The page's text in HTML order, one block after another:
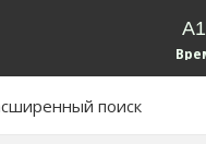
вых
поиск